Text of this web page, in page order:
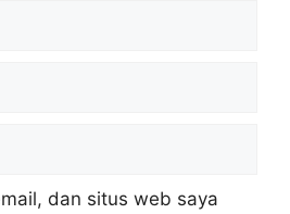
dan situs web saya